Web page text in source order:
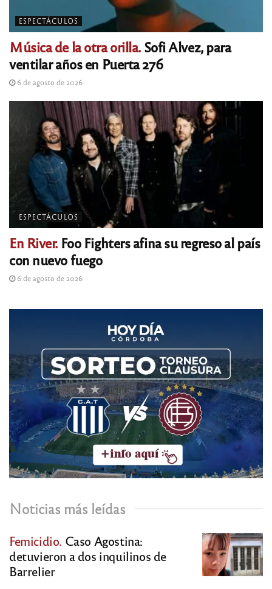
ESPECTÁCULOS
Música de la otra orilla. Sofi Alvez, para
ventilar años en Puerta 276
6 de agosto de 2026
ESPECTÁCULOS
En River. Foo Fighters afina su regreso al país
con nuevo fuego
6 de agosto de 2026
Noticias más leídas
Femicidio. Caso Agostina:
detuvieron a dos inquilinos de
Barrelier